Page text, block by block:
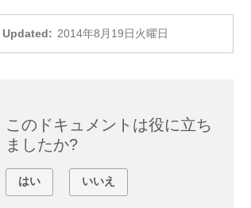
Updated: 2014年8月19日火曜日
このドキュメントは役に立ち
ましたか?
はい いいえ